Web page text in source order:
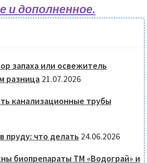
и дополненное.
запаха или освежитель
разница 21.07.2026
канализационные трубы
пруду: что делать 24.06.2026
биопрепараты ТМ «Водограй» и